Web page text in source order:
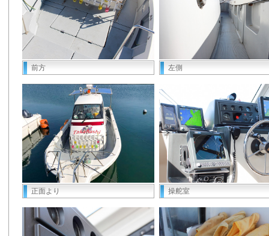
前方 左側
正面より 操舵室